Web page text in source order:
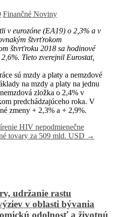
Finančné Noviny
v eurozóne (EA19) o 2,3% a v
štvrťrokom
štvrťroku 2018 sa hodinové
Tieto zverejnil Eurostat,
sú mzdy a platy a nemzdové
na mzdy a platy na jednu
zložka o 2,4% v
predchádzajúceho roka. V
zmeny + 2,3% a + 2,9%.
HIV nepodmienečne
tovary za 509 mld. USD →
udržanie rastu
v oblasti bývania
odolnosť a životnú